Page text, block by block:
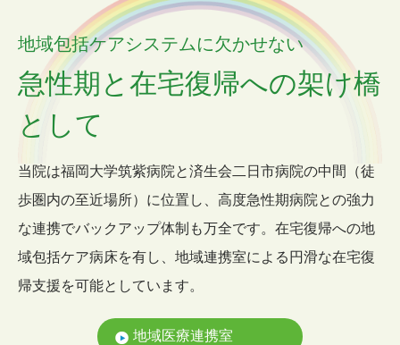
地域包括ケアシステムに欠かせない
急性期と在宅復帰への架け橋
として
当院は福岡大学筑紫病院と済生会二日市病院の中間（徒
歩圏内の至近場所）に位置し、高度急性期病院との強力
な連携でバックアップ体制も万全です。在宅復帰への地
域包括ケア病床を有し、地域連携室による円滑な在宅復
帰支援を可能としています。
地域医療連携室